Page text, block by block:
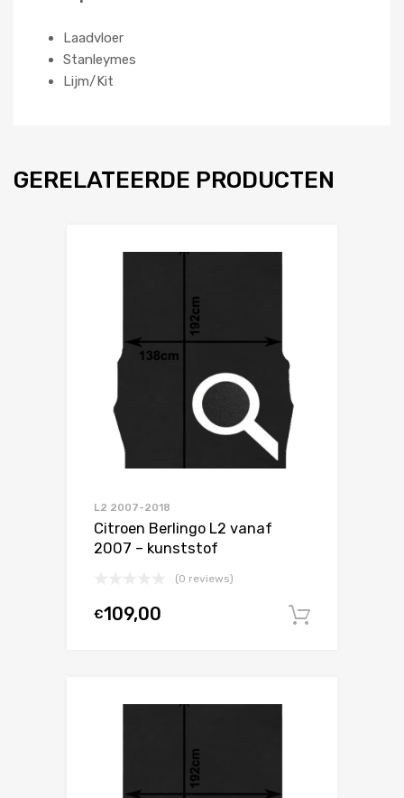
Laadvloer
Stanleymes
Lijm/Kit
GERELATEERDE PRODUCTEN
L2 2007-2018
Citroen Berlingo L2 vanaf
2007 – kunststof
(0 reviews)
€109,00